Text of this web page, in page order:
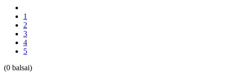
1
2
3
4
5
(0 balsai)